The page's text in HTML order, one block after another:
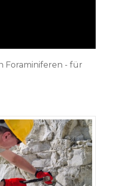
Foraminiferen - für